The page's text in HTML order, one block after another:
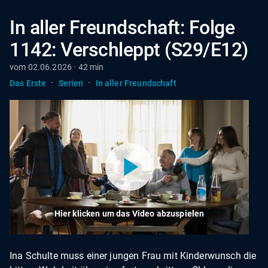
In aller Freundschaft: Folge
1142: Verschleppt (S29/E12)
vom 02.06.2026 · 42 min
Das Erste
· Serien · In aller Freundschaft
Hier klicken um das Video abzuspielen
Ina Schulte muss einer jungen Frau mit Kinderwunsch die